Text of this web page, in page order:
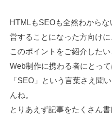
Web制作無料提案
よくあるご質問
HTMLもSEOも全然わから
営することになった方向け
このポイントをご紹介したい
Web制作に携わる者にとっ
「SEO」という言葉さえ聞
んね。
とりあえず記事をたくさん